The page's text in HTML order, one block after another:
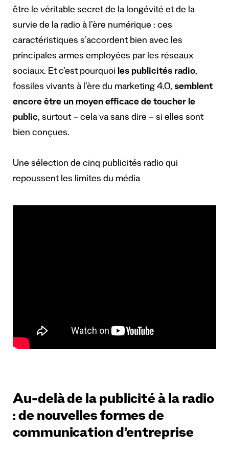
être le véritable secret de la longévité et de la
survie de la radio à l’ère numérique : ces
caractéristiques s’accordent bien avec les
principales armes employées par les réseaux
sociaux. Et c’est pourquoi les publicités radio,
fossiles vivants à l’ère du marketing 4.0, semblent
encore être un moyen efficace de toucher le
public, surtout – cela va sans dire – si elles sont
bien conçues.
Une sélection de cinq publicités radio qui
repoussent les limites du média
Au-delà de la publicité à la radio
: de nouvelles formes de
communication d’entreprise